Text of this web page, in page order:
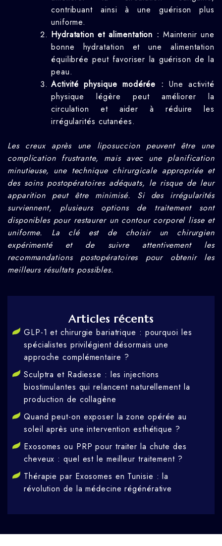
contribuant ainsi à une guérison plus
uniforme.
Hydratation et alimentation : Maintenir une
bonne hydratation et une alimentation
équilibrée peut favoriser la guérison de la
peau.
Activité physique modérée : Une activité
physique légère peut améliorer la
circulation et aider à réduire les
irrégularités cutanées.
Les creux après une liposuccion peuvent être une
complication frustrante, mais avec une planification
minutieuse, une technique chirurgicale appropriée et
des soins postopératoires adéquats, le risque de leur
apparition peut être minimisé. Si des irrégularités
surviennent, plusieurs options de traitement sont
disponibles pour restaurer un contour corporel lisse et
uniforme. La clé est de choisir un chirurgien
expérimenté et de suivre attentivement les
recommandations postopératoires pour obtenir les
meilleurs résultats possibles.
Articles récents
GLP-1 et chirurgie bariatrique : pourquoi les
spécialistes privilégient désormais une
approche complémentaire ?
Sculptra et Radiesse : les injections
biostimulantes qui relancent naturellement la
production de collagène
Quand peut-on exposer la zone opérée au
soleil après une intervention esthétique ?
Exosomes ou PRP pour traiter la chute des
cheveux : quel est le meilleur traitement ?
Thérapie par Exosomes en Tunisie : la
révolution de la médecine régénérative